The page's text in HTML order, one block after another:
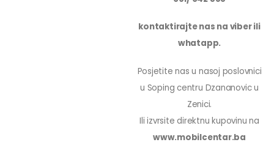
kontaktirajte nas na viber ili
whatapp.
Posjetite nas u nasoj poslovnici
u Soping centru Dzananovic u
Zenici.
Ili izvrsite direktnu kupovinu na
www.mobilcentar.ba